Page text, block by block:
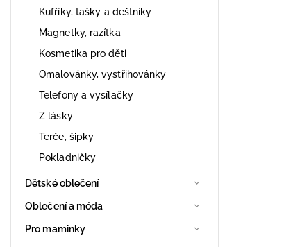
Kufříky, tašky a deštníky
Magnetky, razítka
Kosmetika pro děti
Omalovánky, vystřihovánky
Telefony a vysílačky
Z lásky
Terče, šipky
Pokladničky
Dětské oblečení
Oblečení a móda
Pro maminky